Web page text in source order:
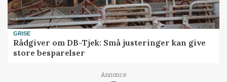
GRISE
Rådgiver om DB-Tjek: Små justeringer kan give
store besparelser
Annonce